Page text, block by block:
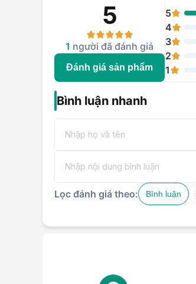
5
1 người đã đánh giá
Đánh giá sản phẩm
5
4
3
2
1
Bình luận nhanh
Lọc đánh giá theo: Bình luận